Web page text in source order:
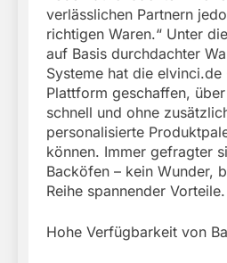
verlässlichen Partnern
richtigen Waren.“ Unter
auf Basis durchdachter
Systeme hat die elvinci.de
Plattform geschaffen,
schnell und ohne
personalisierte
können. Immer gefragter
Backöfen – kein Wunder,
Reihe spannender Vorteile.
Hohe Verfügbarkeit von